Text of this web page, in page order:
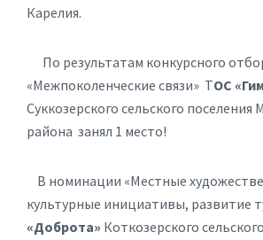
Карелия.
По результатам конкурсного
«Межпоколенческие связи» ТОС
Суккозерского сельского поселения
района занял 1 место!
В номинации «Местные
культурные инициативы, развитие
«Доброта» Коткозерского